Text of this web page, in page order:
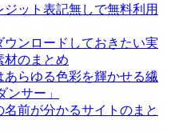
ット表記無しで無料利用
ンロードしておきたい実
材のまとめ
あらゆる色彩を輝かせる繊
サー」
前が分かるサイトのまと